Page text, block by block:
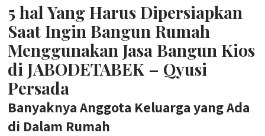
5 hal Yang Harus Dipersiapkan
Saat Ingin Bangun Rumah
Menggunakan Jasa Bangun Kios
di JABODETABEK – Qyusi
Persada
Banyaknya Anggota Keluarga yang Ada
di Dalam Rumah